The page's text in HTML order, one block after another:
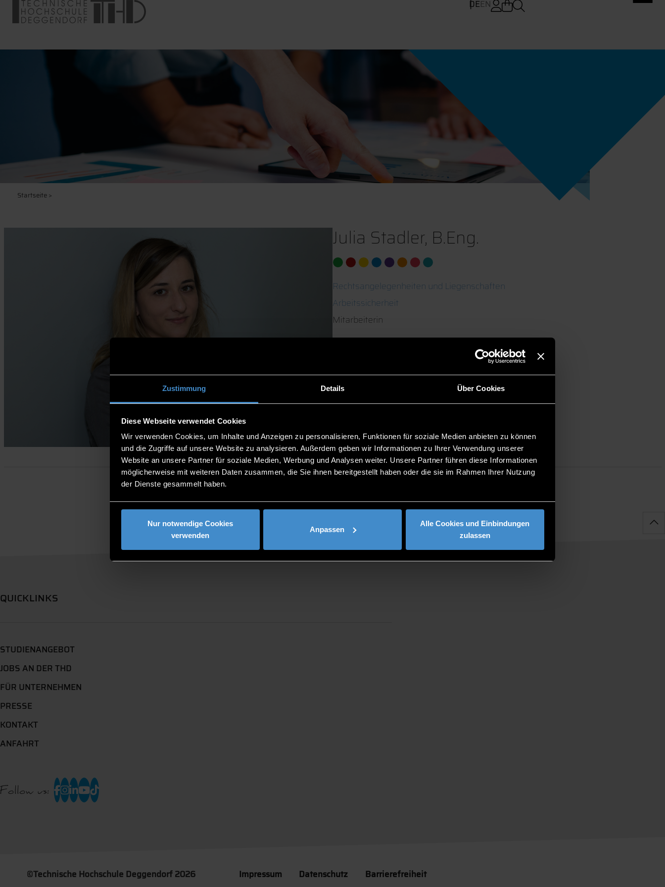
Zustimmung Details Über Cookies
Diese Webseite verwendet Cookies
Wir verwenden Cookies, um Inhalte und Anzeigen zu personalisieren, Funktionen für soziale Medien anbieten zu können
und die Zugriffe auf unsere Website zu analysieren. Außerdem geben wir Informationen zu Ihrer Verwendung unserer
Website an unsere Partner für soziale Medien, Werbung und Analysen weiter. Unsere Partner führen diese Informationen
möglicherweise mit weiteren Daten zusammen, die Sie ihnen bereitgestellt haben oder die sie im Rahmen Ihrer Nutzung
der Dienste gesammelt haben.
Nur notwendige Cookies
verwenden
Anpassen
Alle Cookies und Einbindungen
zulassen
DEEN
Startseite>
Julia Stadler, B.Eng.
Rechtsangelegenheiten und Liegenschaften
Arbeitssicherheit
Mitarbeiterin
QUICKLINKS
STUDIENANGEBOT
JOBS AN DER THD
FÜR UNTERNEHMEN
PRESSE
KONTAKT
ANFAHRT
Follow us:
©Technische Hochschule Deggendorf 2026 Impressum Datenschutz Barrierefreiheit